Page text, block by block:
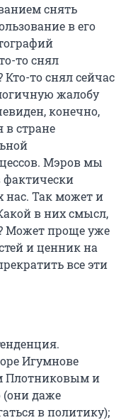
снять
в его
то снял
Кто-то снял сейчас
жалобу
конечно,
в стране
Мэров мы
фактически
нас. Так может и
в них смысл,
Может проще уже
и ценник на
все эти
Игумнове
Плотниковым и
(они даже
в политику);